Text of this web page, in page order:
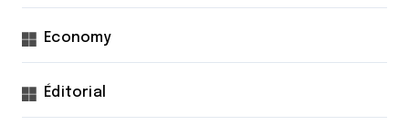
Economy
Éditorial